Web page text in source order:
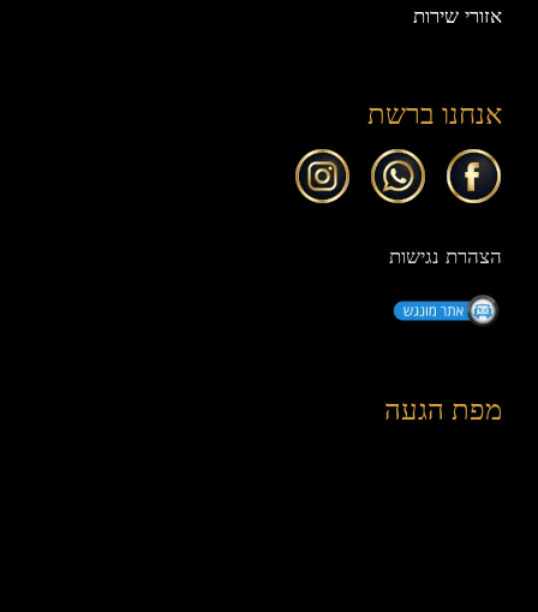
אזורי שירות
אנחנו ברשת
הצהרת נגישות
מפת הגעה